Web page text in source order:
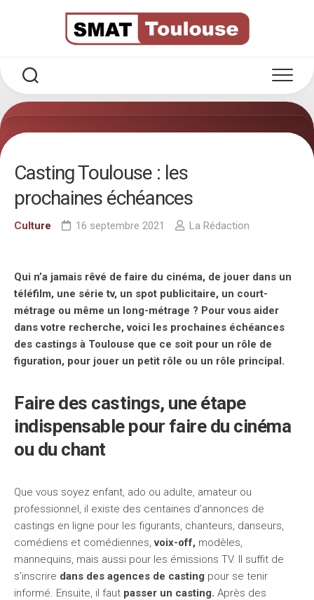
Casting Toulouse : les
prochaines échéances
Culture 16 septembre 2021 La Rédaction
Qui n’a jamais rêvé de faire du cinéma, de jouer dans un
téléfilm, une série tv, un spot publicitaire, un court-
métrage ou même un long-métrage ? Pour vous aider
dans votre recherche, voici les prochaines échéances
des castings à Toulouse que ce soit pour un rôle de
figuration, pour jouer un petit rôle ou un rôle principal.
Faire des castings, une étape
indispensable pour faire du cinéma
ou du chant
Que vous soyez enfant, ado ou adulte, amateur ou
professionnel, il existe des centaines d’annonces de
castings en ligne pour les figurants, chanteurs, danseurs,
comédiens et comédiennes,voix-off, modèles,
mannequins, mais aussi pour les émissions TV. Il suffit de
s’inscrire dans des agences de casting pour se tenir
informé. Ensuite, il faut passer un casting. Après des